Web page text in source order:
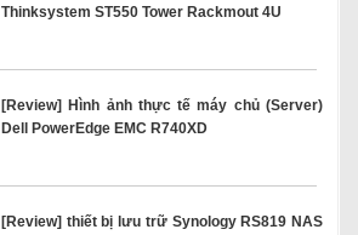
Thinksystem ST550 Tower Rackmout 4U
[Review] Hình ảnh thực tế máy chủ (Server)
Dell PowerEdge EMC R740XD
[Review] thiết bị lưu trữ Synology RS819 NAS